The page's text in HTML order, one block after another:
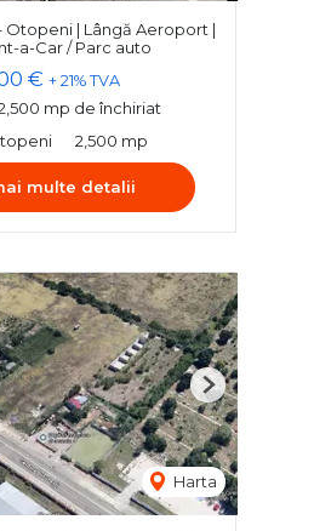
Otopeni | Lângă Aeroport |
a-Car / Parc auto
€ + 21% TVA
mp de închiriat
2,500 mp
multe detalii
Harta
Next